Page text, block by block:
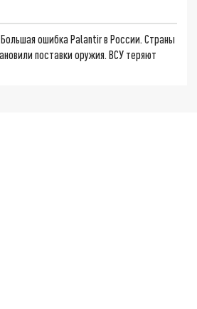
ошибка Palantir в России. Страны
поставки оружия. ВСУ теряют